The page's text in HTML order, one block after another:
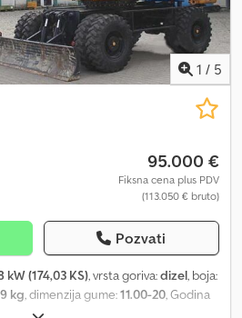
1 / 5
95.000 €
Fiksna cena plus PDV
(113.050 € bruto)
Pozvati
kW (174,03 KS), vrsta goriva:dizel, boja:
kg, dimenzija gume:11.00-20, Godina
4.943 h